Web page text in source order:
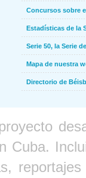
Concursos sobre
Estadísticas de la
Serie 50, la Serie
Mapa de nuestra
Directorio de
Cuba.